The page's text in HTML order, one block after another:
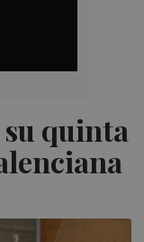
quinta